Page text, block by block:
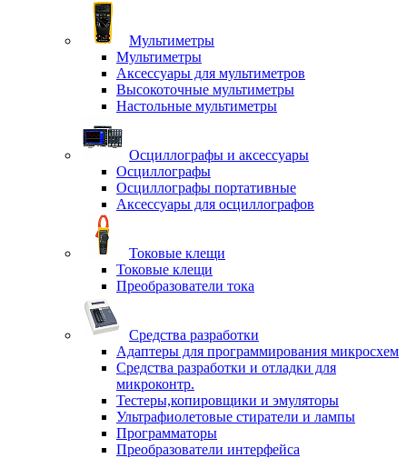
Мультиметры
Мультиметры
Аксессуары для мультиметров
Высокоточные мультиметры
Настольные мультиметры
Осциллографы и аксессуары
Осциллографы
Осциллографы портативные
Аксессуары для осциллографов
Токовые клещи
Токовые клещи
Преобразователи тока
Средства разработки
Адаптеры для программирования микросхем
Средства разработки и отладки для
микроконтр.
Тестеры,копировщики и эмуляторы
Ультрафиолетовые стиратели и лампы
Программаторы
Преобразователи интерфейса